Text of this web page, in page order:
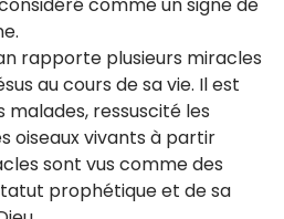
rapporte plusieurs miracles
au cours de sa vie. Il est
malades, ressuscité les
oiseaux vivants à partir
sont vus comme des
prophétique et de sa